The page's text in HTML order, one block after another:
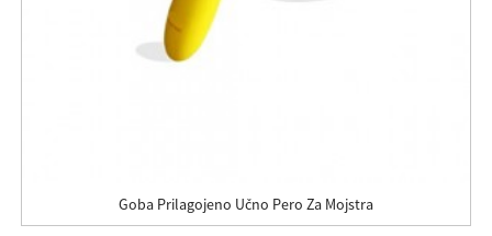
Goba Prilagojeno Učno Pero Za Mojstra